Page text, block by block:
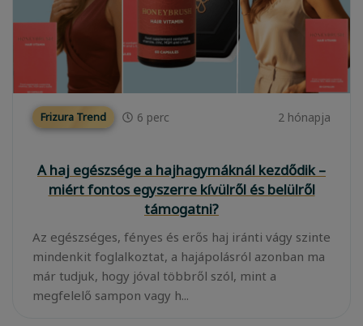
Frizura Trend 6 perc 2 hónapja
A haj egészsége a hajhagymáknál kezdődik –
miért fontos egyszerre kívülről és belülről
támogatni?
Az egészséges, fényes és erős haj iránti vágy szinte
mindenkit foglalkoztat, a hajápolásról azonban ma
már tudjuk, hogy jóval többről szól, mint a
megfelelő sampon vagy h...